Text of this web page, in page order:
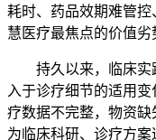
耗时、药品效期难管
慧医疗最焦点的价值劣
持久以来，临床实
入于诊疗细节的适用
疗数据不完整，物资
为临床科研、诊疗方